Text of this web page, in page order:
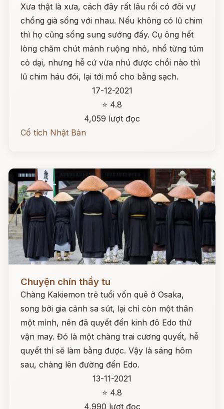
Xưa thật là xưa, cách đây rất lâu rồi có đôi vự
chồng già sống với nhau. Nếu không có lũ chim
thì họ cũng sống sung sướng đấy. Cụ ông hết
lòng chăm chút mảnh ruộng nhỏ, nhổ từng túm
cỏ dại, nhưng hễ cứ vừa nhú được chồi nào thì
lũ chim háu đói, lại tới mổ cho bằng sạch.
17-12-2021
⭐ 4.8
4,059 lượt đọc
Cổ tích Nhật Bản
Chuyện chín thầy tu
Chàng Kakiemon trẻ tuổi vốn quê ở Osaka,
song bởi gia cảnh sa sút, lại chỉ còn một thân
một mình, nên đã quyết đến kinh đô Edo thử
vận may. Đó là một chàng trai cương quyết, hễ
quyết thì sẽ làm bằng được. Vậy là sáng hôm
sau, chàng lên đường đến Edo.
13-11-2021
⭐ 4.8
4,990 lượt đọc